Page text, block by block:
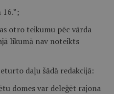
otro teikumu pēc vārda
likumā nav noteikts
daļu šādā redakcijā:
domes var deleģēt rajona